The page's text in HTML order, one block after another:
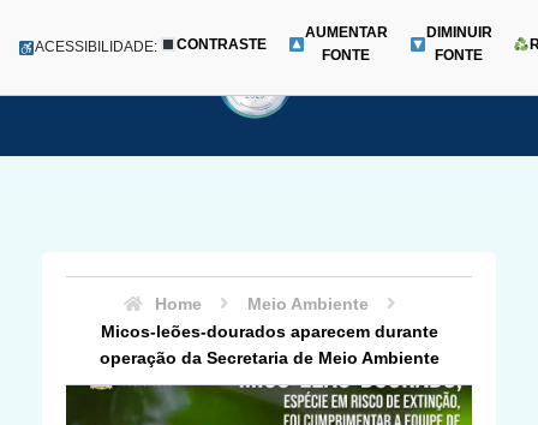
para
Menu
ACESSIBILIDADE: CONTRASTE
AUMENTAR
FONTE
DIMINUIR
FONTE
Home
Meio Ambiente
Micos-leões-dourados aparecem durante
operação da Secretaria de Meio Ambiente